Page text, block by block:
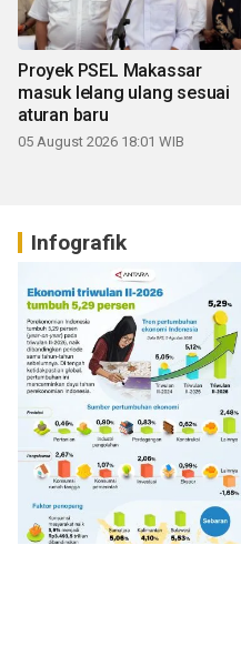
Proyek PSEL Makassar
masuk lelang ulang sesuai
aturan baru
05 August 2026 18:01 WIB
Infografik